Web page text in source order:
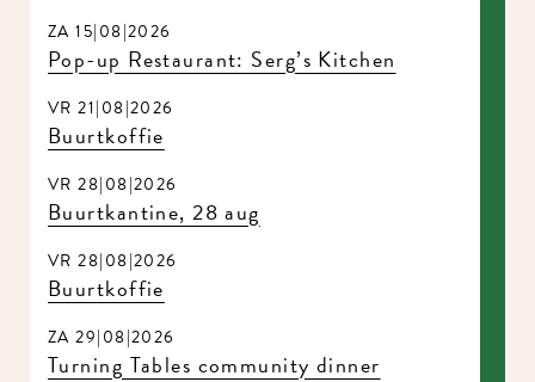
ZA 15|08|2026
Pop-up Restaurant: Serg’s Kitchen
VR 21|08|2026
Buurtkoffie
VR 28|08|2026
Buurtkantine, 28 aug
VR 28|08|2026
Buurtkoffie
ZA 29|08|2026
Turning Tables community dinner